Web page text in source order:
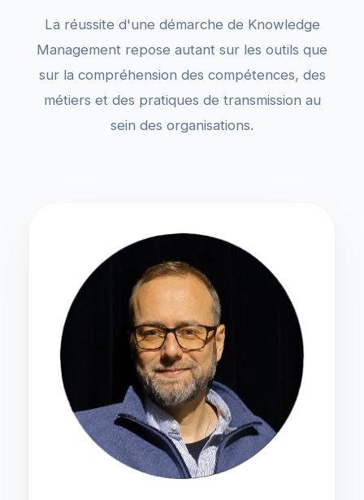
La réussite d'une démarche de Knowledge
Management repose autant sur les outils que
sur la compréhension des compétences, des
métiers et des pratiques de transmission au
sein des organisations.